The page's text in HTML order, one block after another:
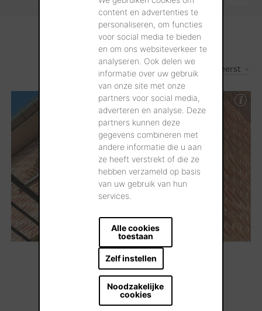
content en advertenties te
personaliseren, om functies
voor social media te bieden
en om ons websiteverkeer te
analyseren. Ook delen we
informatie over uw gebruik
van onze site met onze
partners voor social media,
adverteren en analyse. Deze
partners kunnen deze
gegevens combineren met
andere informatie die u aan
ze heeft verstrekt of die ze
hebben verzameld op basis
van uw gebruik van hun
services.
Alle cookies
toestaan
Zelf instellen
Noodzakelijke
cookies
1 Resultaten Nieuwste eerst
ALLE REALISATIES